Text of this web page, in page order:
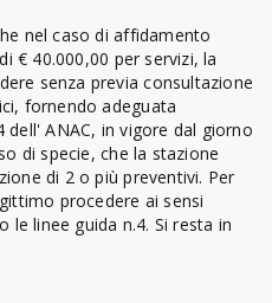
nel caso di affidamento
€ 40.000,00 per servizi, la
senza previa consultazione
fornendo adeguata
dell' ANAC, in vigore dal giorno
di specie, che la stazione
di 2 o più preventivi. Per
procedere ai sensi
le linee guida n.4. Si resta in